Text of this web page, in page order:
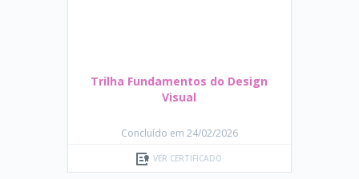
Trilha Fundamentos do Design
Visual
Concluído em 24/02/2026
VER CERTIFICADO